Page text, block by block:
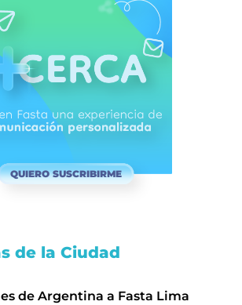
QUIERO SUSCRIBIRME
de la Ciudad
de Argentina a Fasta Lima